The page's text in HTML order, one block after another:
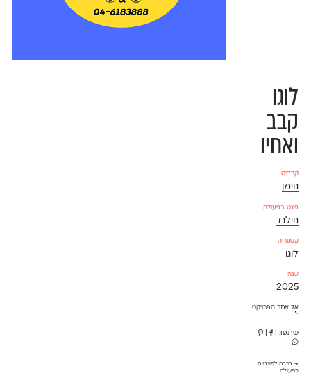
לוגו
קבב
ואחיו
קרדיט
נוימן
פונט בפעולה
נוילנד
קטגוריה
לוגו
שנה
2025
אל אתר הפרויקט
⇱
שתפו: |
→ חזרה לפונטים
בפעולה